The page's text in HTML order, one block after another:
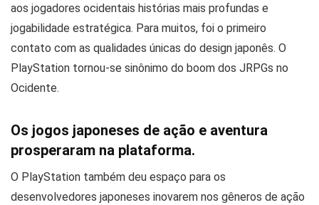
aos jogadores ocidentais histórias mais profundas e
jogabilidade estratégica. Para muitos, foi o primeiro
contato com as qualidades únicas do design japonês. O
PlayStation tornou-se sinônimo do boom dos JRPGs no
Ocidente.
Os jogos japoneses de ação e aventura
prosperaram na plataforma.
O PlayStation também deu espaço para os
desenvolvedores japoneses inovarem nos gêneros de ação